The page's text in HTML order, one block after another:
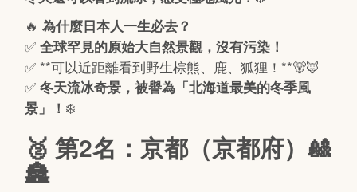
🔥為什麼日本人一生必去？
✅全球罕見的原始大自然景觀，沒有污染！
✅ **可以近距離看到野生棕熊、鹿、狐狸！**🐻🦊
✅冬天流冰奇景，被譽為「北海道最美的冬季風
景」！ ❄️
🥈 第2名：京都（京都府）🎎
🏯